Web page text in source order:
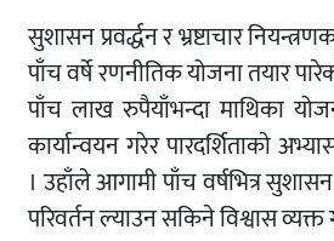
सुशासन प्रवर्द्धन र भ्रष्टाचार
पाँच वर्षे रणनीतिक योजना तयार
पाँच लाख रुपैयाँभन्दा माथिका
कार्यान्वयन गरेर पारदर्शिताकाे
। उहाँले आगामी पाँच वर्षभित्र
परिवर्तन ल्याउन सकिने विश्वास व्यक्त